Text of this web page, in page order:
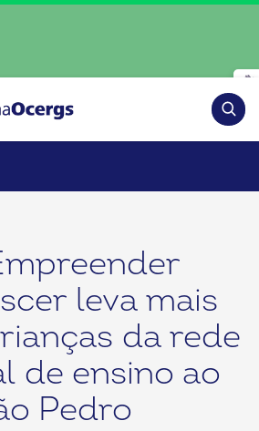
leva mais
da rede
de ensino ao
Pedro